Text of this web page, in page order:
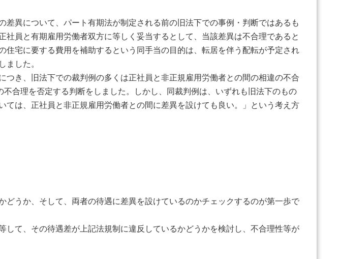
異について、パート有期法が制定される前の旧法下での事例・判断ではあるも
員と有期雇用労働者双方に等しく妥当するとして、当該差異は不合理であると
宅に要する費用を補助するという同手当の目的は、転居を伴う配転が予定され
ました。
き、旧法下での裁判例の多くは正社員と非正規雇用労働者との間の相違の不合
合理を否定する判断をしました。しかし、同裁判例は、いずれも旧法下のもの
は、正社員と非正規雇用労働者との間に差異を設けても良い。」という考え方
うか、そして、両者の待遇に差異を設けているのかチェックするのが第一歩で
て、その待遇差が上記法規制に違反しているかどうかを検討し、不合理性等が